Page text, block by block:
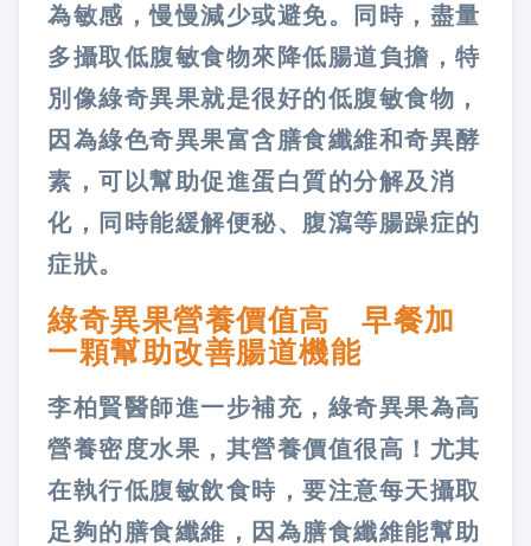
為敏感，慢慢減少或避免。同時，盡量
多攝取低腹敏食物來降低腸道負擔，特
別像綠奇異果就是很好的低腹敏食物，
因為綠色奇異果富含膳食纖維和奇異酵
素，可以幫助促進蛋白質的分解及消
化，同時能緩解便秘、腹瀉等腸躁症的
症狀。
綠奇異果營養價值高 早餐加
一顆幫助改善腸道機能
李柏賢醫師進一步補充，綠奇異果為高
營養密度水果，其營養價值很高！尤其
在執行低腹敏飲食時，要注意每天攝取
足夠的膳食纖維，因為膳食纖維能幫助